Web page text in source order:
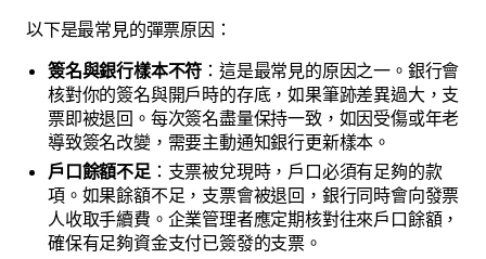
以下是最常見的彈票原因：
簽名與銀行樣本不符 ：這是最常見的原因之一。銀行會
核對你的簽名與開戶時的存底，如果筆跡差異過大，支
票即被退回。每次簽名盡量保持一致，如因受傷或年老
導致簽名改變，需要主動通知銀行更新樣本。
戶口餘額不足 ：支票被兌現時，戶口必須有足夠的款
項。如果餘額不足，支票會被退回，銀行同時會向發票
人收取手續費。企業管理者應定期核對往來戶口餘額，
確保有足夠資金支付已簽發的支票。